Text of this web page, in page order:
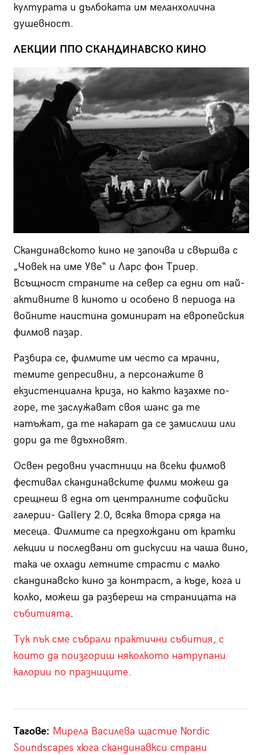
културата и дълбоката им меланхолична
душевност.
ЛЕКЦИИ ППО СКАНДИНАВСКО КИНО
Скандинавското кино не започва и свършва с
„Човек на име Уве“ и Ларс фон Триер.
Всъщност страните на север са едни от най-
активните в киното и особено в периода на
войните наистина доминират на европейския
филмов пазар.
Разбира се, филмите им често са мрачни,
темите депресивни, а персонажите в
екзистенциална криза, но както казахме по-
горе, те заслужават своя шанс да те
натъжат, да те накарат да се замислиш или
дори да те вдъхновят.
Освен редовни участници на всеки филмов
фестивал скандинавските филми можеш да
срещнеш в една от централните софийски
галерии- Gallery 2.0, всяка втора сряда на
месеца. Филмите са предхождани от кратки
лекции и последвани от дискусии на чаша вино,
така че охлади летните страсти с малко
скандинавско кино за контраст, а къде, кога и
колко, можеш да разбереш на страницата на
събитията.
Тук пък сме събрали практични събития, с
които да поизгориш няколкото натрупани
калории по празниците.
Тагове: Мирела Василева щастие Nordic
Soundscapes хюга скандинавкси страни